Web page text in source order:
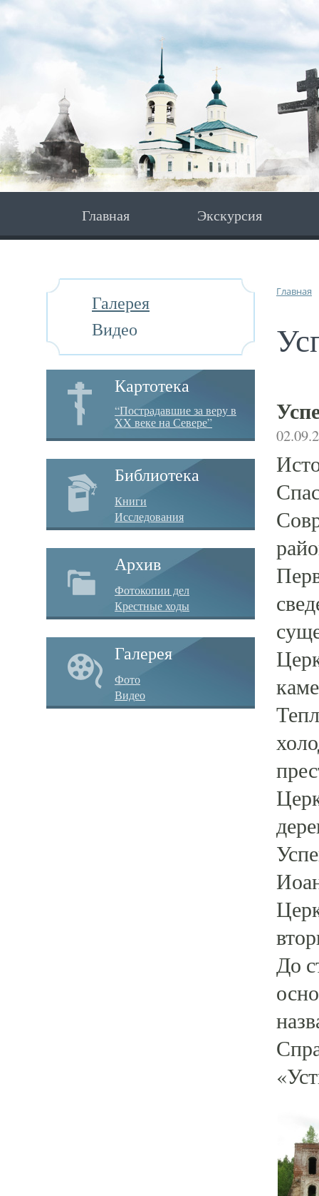
Главная Экскурсия
Галерея
Видео
Картотека
“Пострадавшие за веру в
XX веке на Севере”
Библиотека
Книги
Исследования
Архив
Фотокопии дел
Крестные ходы
Галерея
Фото
Видео
Главная
До